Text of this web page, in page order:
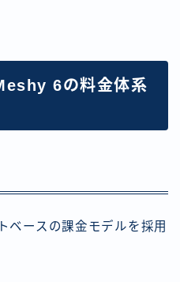
6の料金体系
ベースの課金モデルを採用